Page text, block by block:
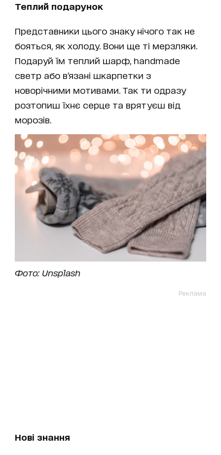
Теплий подарунок
Представники цього знаку нічого так не
бояться, як холоду. Вони ще ті мерзляки.
Подаруй їм теплий шарф, handmade
светр або в’язані шкарпетки з
новорічними мотивами. Так ти одразу
розтопиш їхнє серце та врятуєш від
морозів.
Фото: Unsplash
Реклама
Нові знання